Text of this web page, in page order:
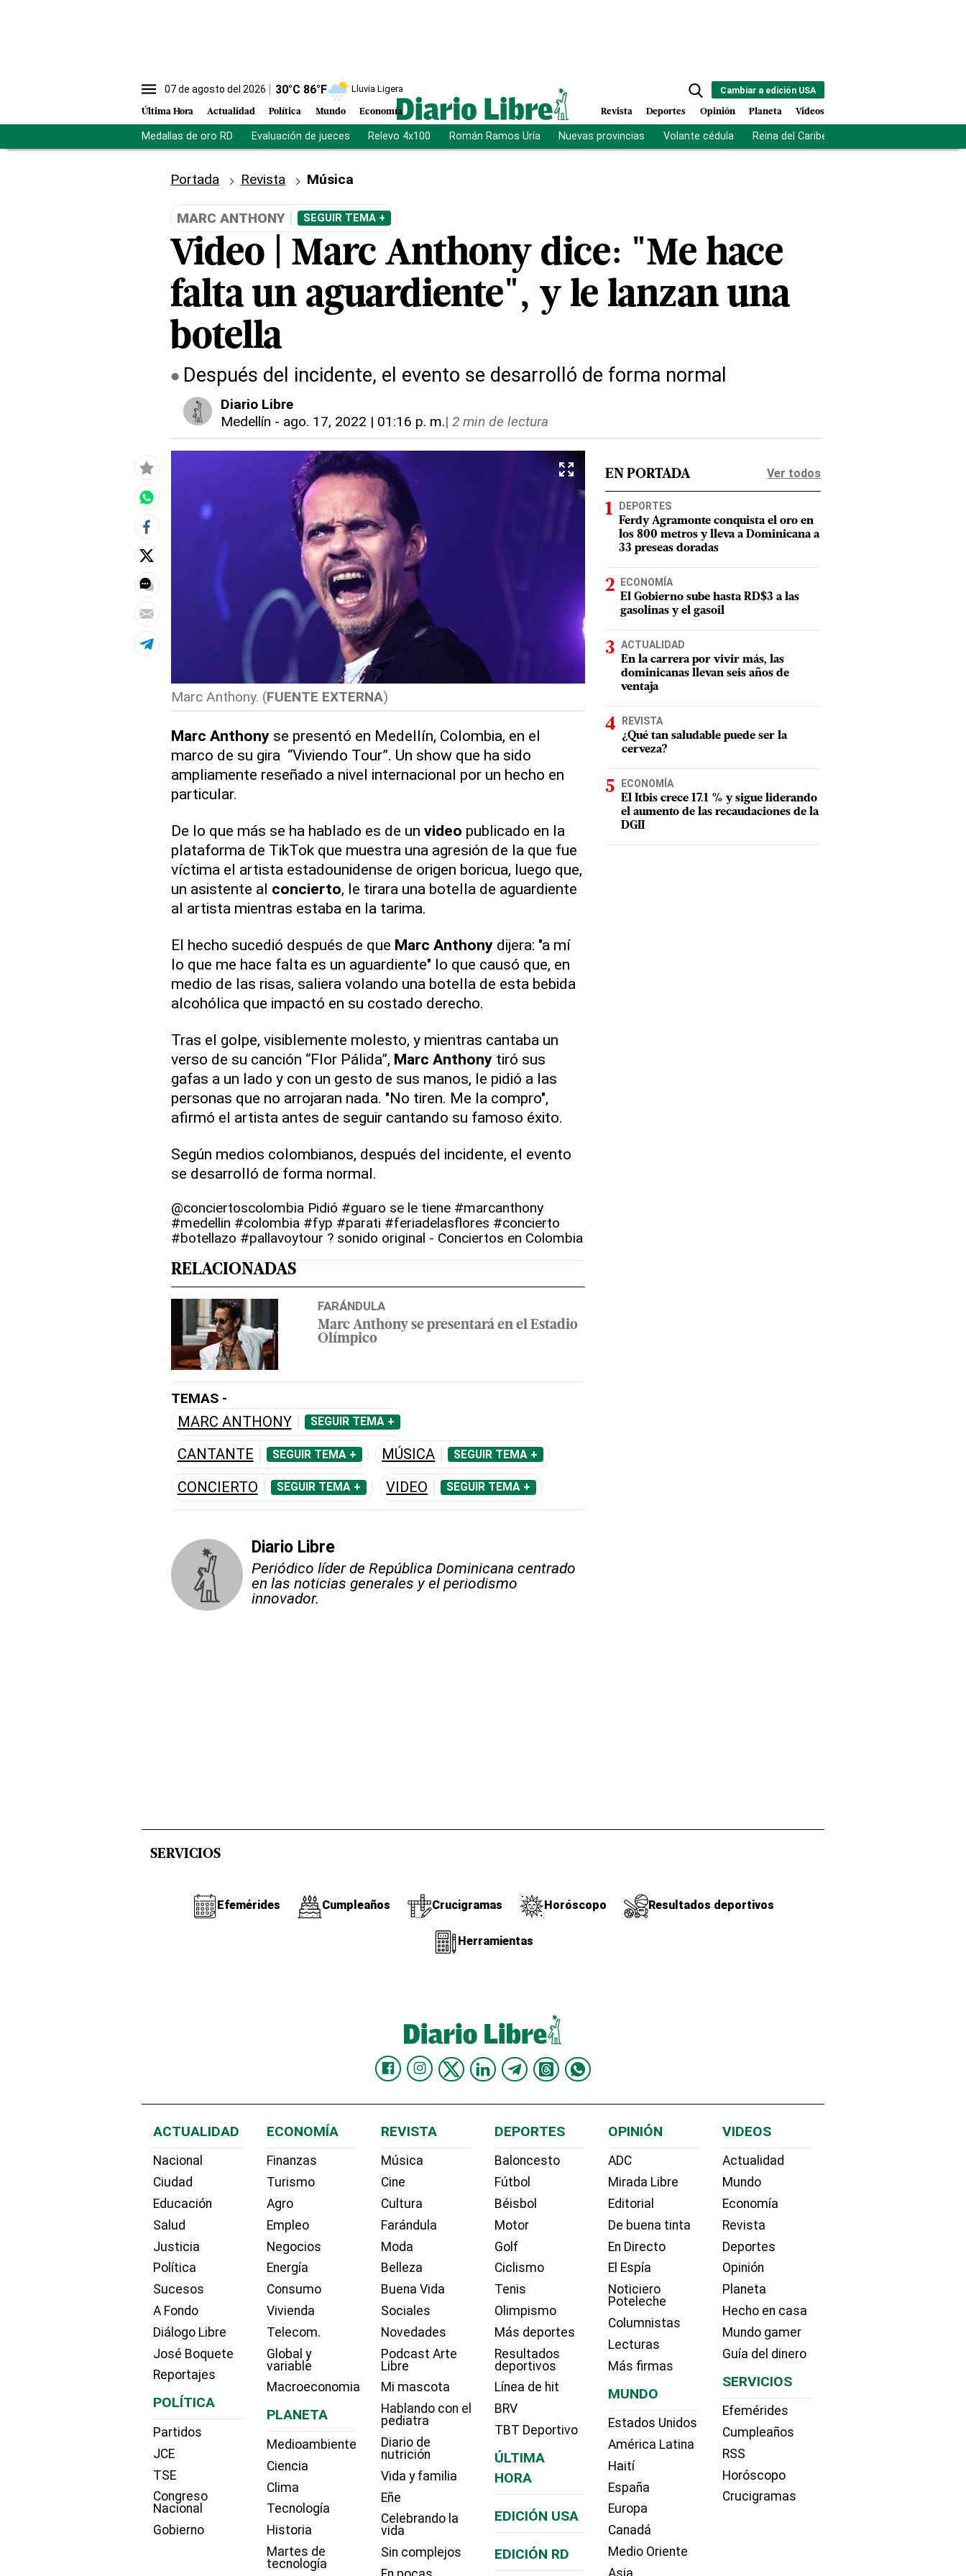
07 de agosto del 2026 30°C 86°F Lluvia Ligera
Última Hora Actualidad Política Mundo Economía
Cambiar a edición USA
Revista Deportes Opinión Planeta Videos
Medallas de oro RD Evaluación de jueces Relevo 4x100 Román Ramos Uría Nuevas provincias Volante cédula Reina del Caribe
Portada Revista Música
MARC ANTHONY SEGUIR TEMA +
Video | Marc Anthony dice: "Me hace
falta un aguardiente", y le lanzan una
botella
Después del incidente, el evento se desarrolló de forma normal
Diario Libre
Medellín - ago. 17, 2022 | 01:16 p. m.| 2 min de lectura
Marc Anthony. (FUENTE EXTERNA)
Marc Anthonyse presentó en Medellín, Colombia, en el
marco de su gira “Viviendo Tour”. Un show que ha sido
ampliamente reseñado a nivel internacional por un hecho en
particular.
De lo que más se ha hablado es de un video publicado en la
plataforma de TikTok que muestra una agresión de la que fue
víctima el artista estadounidense de origen boricua, luego que,
un asistente al concierto, le tirara una botella de aguardiente
al artista mientras estaba en la tarima.
El hecho sucedió después de que Marc Anthonydijera: "a mí
lo que me hace falta es un aguardiente" lo que causó que, en
medio de las risas, saliera volando una botella de esta bebida
alcohólica que impactó en su costado derecho.
Tras el golpe, visiblemente molesto, y mientras cantaba un
verso de su canción “Flor Pálida”, Marc Anthonytiró sus
gafas a un lado y con un gesto de sus manos, le pidió a las
personas que no arrojaran nada. "No tiren. Me la compro",
afirmó el artista antes de seguir cantando su famoso éxito.
Según medios colombianos, después del incidente, el evento
se desarrolló de forma normal.
@conciertoscolombiaPidió #guaro se le tiene #marcanthony
#medellin #colombia #fyp #parati #feriadelasflores #concierto
#botellazo #pallavoytour ? sonido original - Conciertos en Colombia
RELACIONADAS
FARÁNDULA
Marc Anthony se presentará en el Estadio
Olímpico
TEMAS -
MARC ANTHONY SEGUIR TEMA +
CANTANTE SEGUIR TEMA + MÚSICA SEGUIR TEMA +
CONCIERTO SEGUIR TEMA + VIDEO SEGUIR TEMA +
Diario Libre
Periódico líder de República Dominicana centrado
en las noticias generales y el periodismo
innovador.
EN PORTADA Ver todos
DEPORTES
Ferdy Agramonte conquista el oro en
los 800 metros y lleva a Dominicana a
33 preseas doradas
ECONOMÍA
El Gobierno sube hasta RD$3 a las
gasolinas y el gasoil
ACTUALIDAD
En la carrera por vivir más, las
dominicanas llevan seis años de
ventaja
REVISTA
¿Qué tan saludable puede ser la
cerveza?
ECONOMÍA
El Itbis crece 17.1 % y sigue liderando
el aumento de las recaudaciones de la
DGII
SERVICIOS
Efemérides Cumpleaños Crucigramas Horóscopo Resultados deportivos
Herramientas
ACTUALIDAD
Nacional
Ciudad
Educación
Salud
Justicia
Política
Sucesos
A Fondo
Diálogo Libre
José Boquete
Reportajes
POLÍTICA
Partidos
JCE
TSE
Congreso
Nacional
Gobierno
ECONOMÍA
Finanzas
Turismo
Agro
Empleo
Negocios
Energía
Consumo
Vivienda
Telecom.
Global y
variable
Macroeconomia
PLANETA
Medioambiente
Ciencia
Clima
Tecnología
Historia
Martes de
tecnología
REVISTA
Música
Cine
Cultura
Farándula
Moda
Belleza
Buena Vida
Sociales
Novedades
Podcast Arte
Libre
Mi mascota
Hablando con el
pediatra
Diario de
nutrición
Vida y familia
Eñe
Celebrando la
vida
Sin complejos
DEPORTES
Baloncesto
Fútbol
Béisbol
Motor
Golf
Ciclismo
Tenis
Olimpismo
Más deportes
Resultados
deportivos
Línea de hit
BRV
TBT Deportivo
ÚLTIMA
HORA
EDICIÓN USA
EDICIÓN RD
OPINIÓN
ADC
Mirada Libre
Editorial
De buena tinta
En Directo
El Espía
Noticiero
Poteleche
Columnistas
Lecturas
Más firmas
MUNDO
Estados Unidos
América Latina
Haití
España
Europa
Canadá
Medio Oriente
Asia
VIDEOS
Actualidad
Mundo
Economía
Revista
Deportes
Opinión
Planeta
Hecho en casa
Mundo gamer
Guía del dinero
SERVICIOS
Efemérides
Cumpleaños
RSS
Horóscopo
Crucigramas